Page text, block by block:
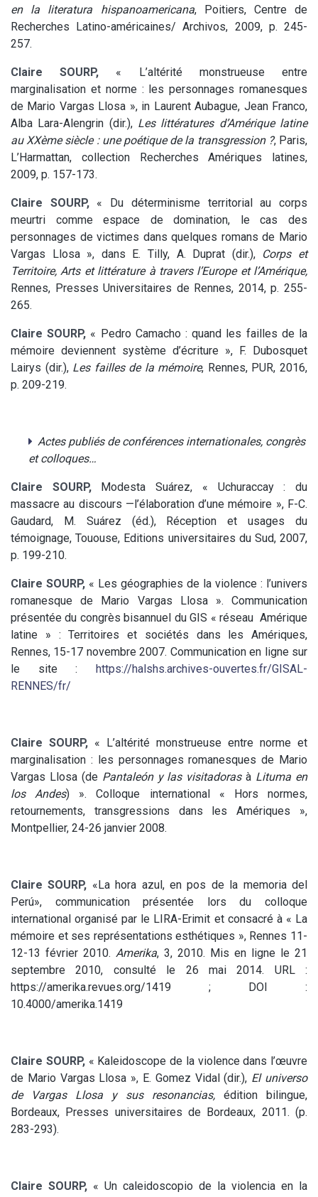
en la literatura hispanoamericana, Poitiers, Centre de
Recherches Latino-américaines/ Archivos, 2009, p. 245-
257.
Claire SOURP, « L’altérité monstrueuse entre
marginalisation et norme : les personnages romanesques
de Mario Vargas Llosa », in Laurent Aubague, Jean Franco,
Alba Lara-Alengrin (dir.), Les littératures d’Amérique latine
au XXème siècle : une poétique de la transgression ?, Paris,
L’Harmattan, collection Recherches Amériques latines,
2009, p. 157-173.
Claire SOURP,« Du déterminisme territorial au corps
meurtri comme espace de domination, le cas des
personnages de victimes dans quelques romans de Mario
Vargas Llosa », dans E. Tilly, A. Duprat (dir.), Corps et
Territoire, Arts et littérature à travers l’Europe et l’Amérique,
Rennes, Presses Universitaires de Rennes, 2014, p. 255-
265.
Claire SOURP, « Pedro Camacho : quand les failles de la
mémoire deviennent système d’écriture », F. Dubosquet
Lairys (dir.), Les failles de la mémoire, Rennes, PUR, 2016,
p. 209-219.
Actes publiés de conférences internationales, congrès
et colloques…
Claire SOURP, Modesta Suárez, « Uchuraccay : du
massacre au discours —l’élaboration d’une mémoire », F-C.
Gaudard, M. Suárez (éd.), Réception et usages du
témoignage, Tououse, Editions universitaires du Sud, 2007,
p. 199-210.
Claire SOURP, « Les géographies de la violence : l’univers
romanesque de Mario Vargas Llosa ». Communication
présentée du congrès bisannuel du GIS « réseau Amérique
latine » : Territoires et sociétés dans les Amériques,
Rennes, 15-17 novembre 2007. Communication en ligne sur
le site : https://halshs.archives-ouvertes.fr/GISAL-
RENNES/fr/
Claire SOURP, « L’altérité monstrueuse entre norme et
marginalisation : les personnages romanesques de Mario
Vargas Llosa (de Pantaleón y las visitadorasà Lituma en
los Andes) ». Colloque international « Hors normes,
retournements, transgressions dans les Amériques »,
Montpellier, 24-26 janvier 2008.
Claire SOURP, «La hora azul, en pos de la memoria del
Perú», communication présentée lors du colloque
international organisé par le LIRA-Erimit et consacré à « La
mémoire et ses représentations esthétiques », Rennes 11-
12-13 février 2010. Amerika, 3, 2010. Mis en ligne le 21
septembre 2010, consulté le 26 mai 2014. URL :
https://amerika.revues.org/1419 ; DOI :
10.4000/amerika.1419
Claire SOURP,« Kaleidoscope de la violence dans l’œuvre
de Mario Vargas Llosa », E. Gomez Vidal (dir.), El universo
de Vargas Llosa y sus resonancias, édition bilingue,
Bordeaux, Presses universitaires de Bordeaux, 2011. (p.
283-293).
Claire SOURP, « Un caleidoscopio de la violencia en la